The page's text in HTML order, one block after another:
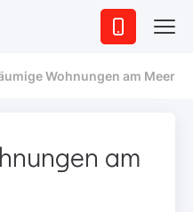
Wohnungen am Meer
am